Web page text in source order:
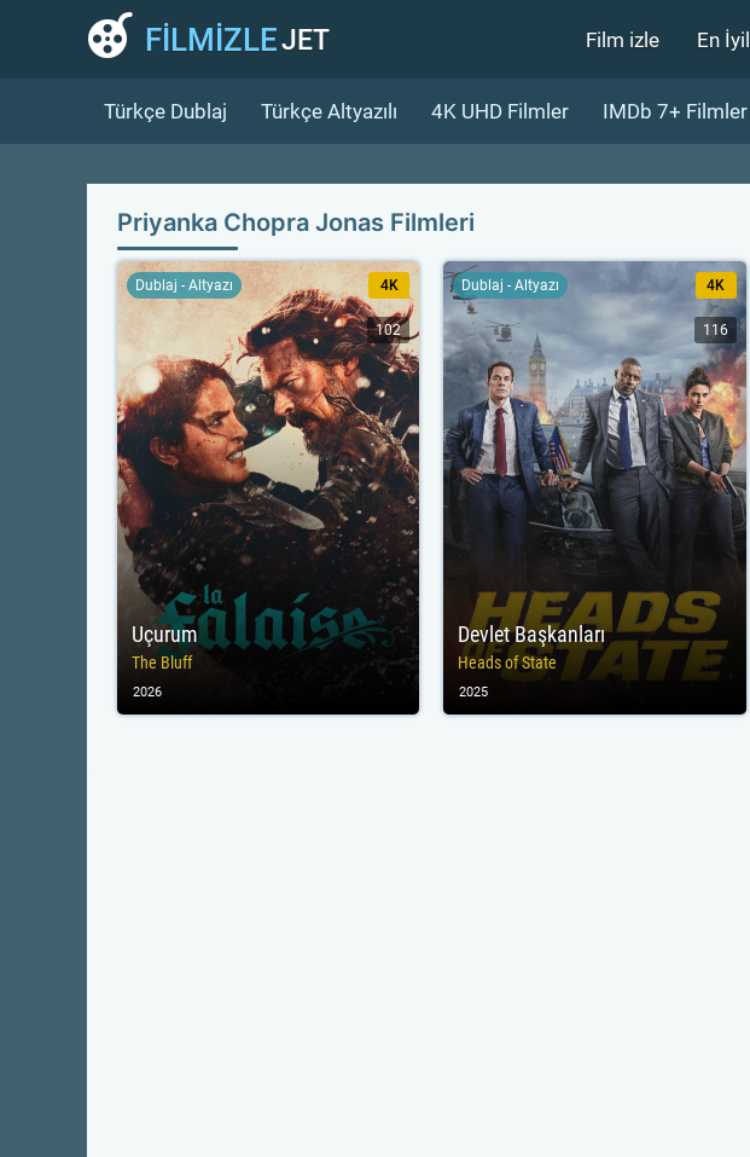
FİLMİZLEJET Film izle En
Türkçe Dublaj Türkçe Altyazılı 4K UHD Filmler IMDb 7+ Filmler
Priyanka Chopra Jonas Filmleri
Uçurum
The Bluff
Dublaj - Altyazı 4K
102
2026
Devlet Başkanları
Heads of State
Dublaj - Altyazı 4K
116
2025